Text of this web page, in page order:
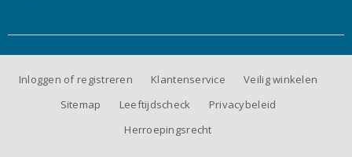
Inloggen of registreren Klantenservice
Veilig winkelen
Sitemap
Leeftijdscheck
Privacybeleid
Herroepingsrecht